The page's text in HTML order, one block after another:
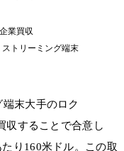
企業買収
ストリーミング端末
末大手のロク
収することで合意し
り160米ドル。この取